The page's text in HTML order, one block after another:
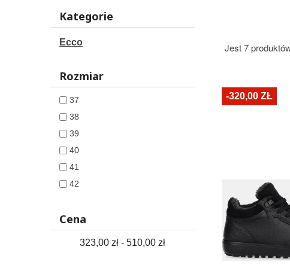
Kategorie
Ecco
Rozmiar
37
38
39
40
41
42
Cena
323,00 zł - 510,00 zł
Jest 7
-320,00 ZŁ